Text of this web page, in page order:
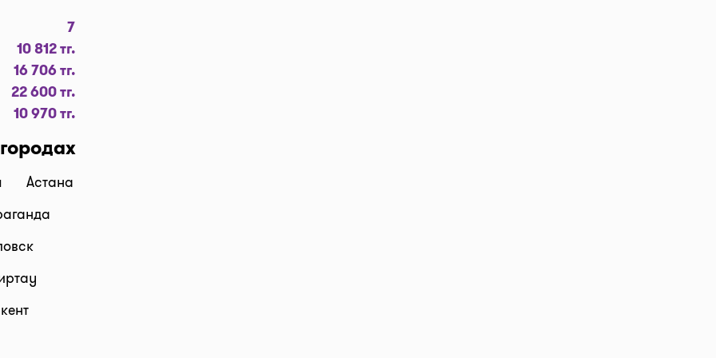
в
цена
тг.
аптеки
7
10 812 тг.
16 706 тг.
22 600 тг.
10 970 тг.
Астана